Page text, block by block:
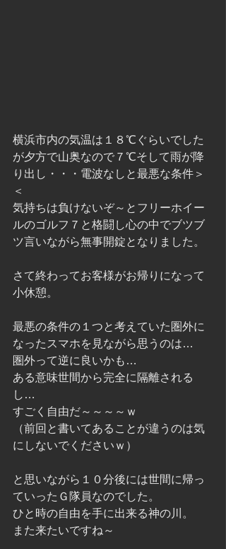
横浜市内の気温は１８℃ぐらいでした
が夕方で山奥なので７℃そして雨が降
り出し・・・電波なしと最悪な条件＞
＜
気持ちは負けないぞ～とフリーホイー
ルのゴルフ７と格闘し心の中でブツブ
ツ言いながら無事開錠となりました。
さて終わってお客様がお帰りになって
小休憩。
最悪の条件の１つと考えていた圏外に
なったスマホを見ながら思うのは…
圏外って逆に良いかも…
ある意味世間から完全に隔離される
し…
すごく自由だ～～～～ｗ
（前回と書いてあることが違うのは気
にしないでくださいｗ）
と思いながら１０分後には世間に帰っ
ていったＧ隊員なのでした。
ひと時の自由を手に出来る神の川。
また来たいですね～